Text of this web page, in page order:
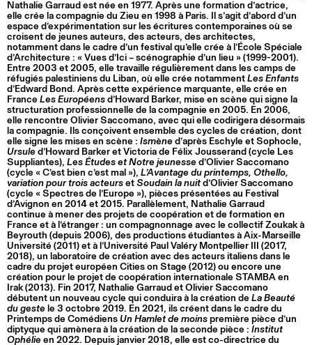
Nathalie Garraud est née en 1977. Après une formation d’actrice,
elle crée la compagnie du Zieu en 1998 à Paris. Il s’agit d’abord d’un
espace d’expérimentation sur les écritures contemporaines où se
croisent de jeunes auteurs, des acteurs, des architectes,
notamment dans le cadre d’un festival qu’elle crée à l’École Spéciale
d’Architecture : « Vues d’Ici – scénographie d’un lieu » (1999-2001).
Entre 2003 et 2005, elle travaille régulièrement dans les camps de
réfugiés palestiniens du Liban, où elle crée notamment Les Enfants
d’Edward Bond. Après cette expérience marquante, elle crée en
France Les Européens d’Howard Barker, mise en scène qui signe la
structuration professionnelle de la compagnie en 2005. En 2006,
elle rencontre Olivier Saccomano, avec qui elle codirigera désormais
la compagnie. Ils conçoivent ensemble des cycles de création, dont
elle signe les mises en scène : Ismène d’après Eschyle et Sophocle,
Ursule d’Howard Barker et Victoria de Félix Jousserand (cycle Les
Suppliantes), Les Études et Notre jeunesse d’Olivier Saccomano
(cycle « C’est bien c’est mal »), L’Avantage du printemps, Othello,
variation pour trois acteurs et Soudain la nuit d’Olivier Saccomano
(cycle « Spectres de l’Europe »), pièces présentées au Festival
d’Avignon en 2014 et 2015. Parallèlement, Nathalie Garraud
continue à mener des projets de coopération et de formation en
France et à l’étranger : un compagnonnage avec le collectif Zoukak à
Beyrouth (depuis 2006), des productions étudiantes à Aix-Marseille
Université (2011) et à l’Université Paul Valéry Montpellier III (2017,
2018), un laboratoire de création avec des acteurs italiens dans le
cadre du projet européen Cities on Stage (2012) ou encore une
création pour le projet de coopération internationale STAMBA en
Irak (2013). Fin 2017, Nathalie Garraud et Olivier Saccomano
débutent un nouveau cycle qui conduira à la création de La Beauté
du geste le 3 octobre 2019. En 2021, ils créent dans le cadre du
Printemps de Comédiens Un Hamlet de moins première pièce d’un
diptyque qui amènera à la création de la seconde pièce : Institut
Ophélie en 2022. Depuis janvier 2018, elle est co-directrice du